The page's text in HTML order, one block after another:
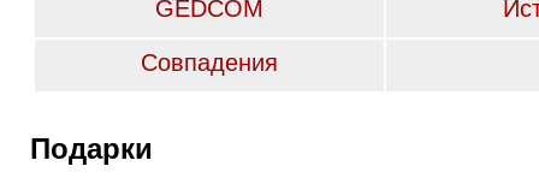
GEDCOM
Совпадения
Подарки